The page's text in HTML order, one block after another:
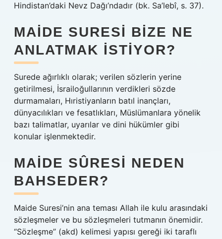
Hindistan’daki Nevz Dağı’ndadır (bk. Sa’lebî, s. 37).
MAIDE SURESI BIZE NE
ANLATMAK ISTIYOR?
Surede ağırlıklı olarak; verilen sözlerin yerine
getirilmesi, İsrailoğullarının verdikleri sözde
durmamaları, Hıristiyanların batıl inançları,
dünyacılıkları ve fesatlıkları, Müslümanlara yönelik
bazı talimatlar, uyarılar ve dini hükümler gibi
konular işlenmektedir.
MAIDE SÛRESI NEDEN
BAHSEDER?
Maide Suresi’nin ana teması Allah ile kulu arasındaki
sözleşmeler ve bu sözleşmeleri tutmanın önemidir.
“Sözleşme” (akd) kelimesi yapısı gereği iki taraflı